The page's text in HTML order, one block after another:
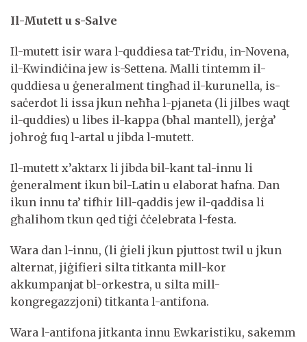
Il-Mutett u s-Salve
Il-mutett isir wara l-quddiesa tat-Tridu, in-Novena,
il-Kwindiċina jew is-Settena. Malli tintemm il-
quddiesa u ġeneralment tingħad il-kurunella, is-
saċerdot li issa jkun neħħa l-pjaneta (li jilbes waqt
il-quddies) u libes il-kappa (bħal mantell), jerġa’
joħroġ fuq l-artal u jibda l-mutett.
Il-mutett x’aktarx li jibda bil-kant tal-innu li
ġeneralment ikun bil-Latin u elaborat ħafna. Dan
ikun innu ta’ tifħir lill-qaddis jew il-qaddisa li
għalihom tkun qed tiġi ċċelebrata l-festa.
Wara dan l-innu, (li ġieli jkun pjuttost twil u jkun
alternat, jiġifieri silta titkanta mill-kor
akkumpanjat bl-orkestra, u silta mill-
kongregazzjoni) titkanta l-antifona.
Wara l-antifona jitkanta innu Ewkaristiku, sakemm